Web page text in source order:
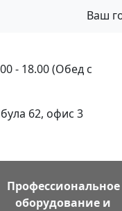
Ваш
- 18.00 (Обед с
62, офис 3
Профессиональное
оборудование и